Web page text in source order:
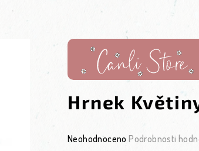
Hrnek
Průměrné hodnocení produktu je
Neohodnoceno Podrobnosti